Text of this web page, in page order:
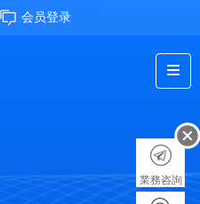
会员登录
業務咨詢